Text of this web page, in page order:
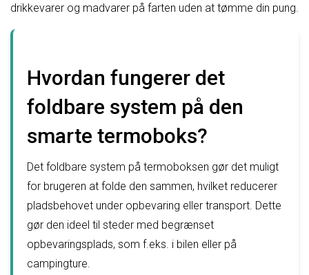
drikkevarer og madvarer på farten uden at tømme din pung.
Hvordan fungerer det
foldbare system på den
smarte termoboks?
Det foldbare system på termoboksen gør det muligt
for brugeren at folde den sammen, hvilket reducerer
pladsbehovet under opbevaring eller transport. Dette
gør den ideel til steder med begrænset
opbevaringsplads, som f.eks. i bilen eller på
campingture.